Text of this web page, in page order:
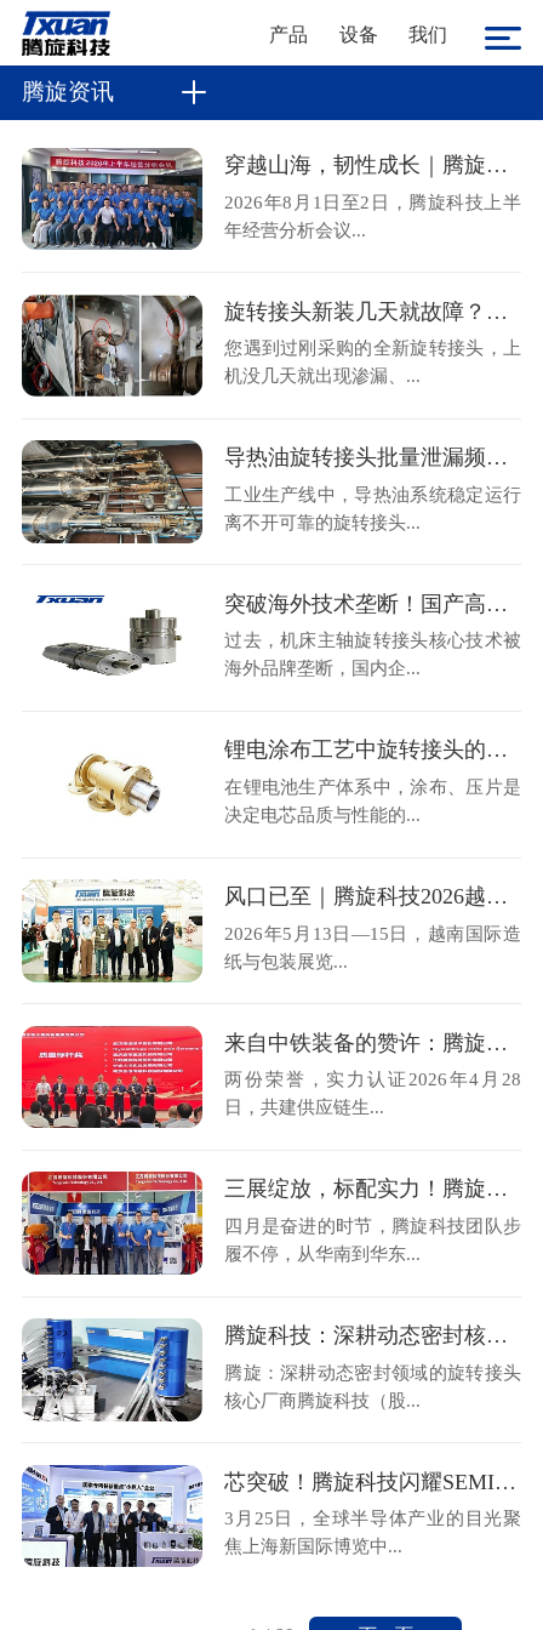
产品 设备 我们
腾旋资讯
穿越山海，韧性成长｜腾旋科技2026上半年经营分析会顺利召开
2026年8月1日至2日，腾旋科技上半
年经营分析会议...
旋转接头新装几天就故障？金属软管不规范安装是主因
您遇到过刚采购的全新旋转接头，上
机没几天就出现渗漏、...
导热油旋转接头批量泄漏频发？腾旋售后现场拆解揭秘两大核心诱因
工业生产线中，导热油系统稳定运行
离不开可靠的旋转接头...
突破海外技术垄断！国产高速机床主轴旋转接头36000转高转速自主可控
过去，机床主轴旋转接头核心技术被
海外品牌垄断，国内企...
锂电涂布工艺中旋转接头的选型与运维避损方案
在锂电池生产体系中，涂布、压片是
决定电芯品质与性能的...
风口已至｜腾旋科技2026越南造纸展圆满收官
2026年5月13日—15日，越南国际造
纸与包装展览...
来自中铁装备的赞许：腾旋科技喜获优秀供应商奖+质量标杆奖
两份荣誉，实力认证2026年4月28
日，共建供应链生...
三展绽放，标配实力！腾旋科技亮相三大行业盛会
四月是奋进的时节，腾旋科技团队步
履不停，从华南到华东...
腾旋科技：深耕动态密封核心技术，支撑半导体装备关键环节
腾旋：深耕动态密封领域的旋转接头
核心厂商腾旋科技（股...
芯突破！腾旋科技闪耀SEMICON China 2026
3月25日，全球半导体产业的目光聚
焦上海新国际博览中...